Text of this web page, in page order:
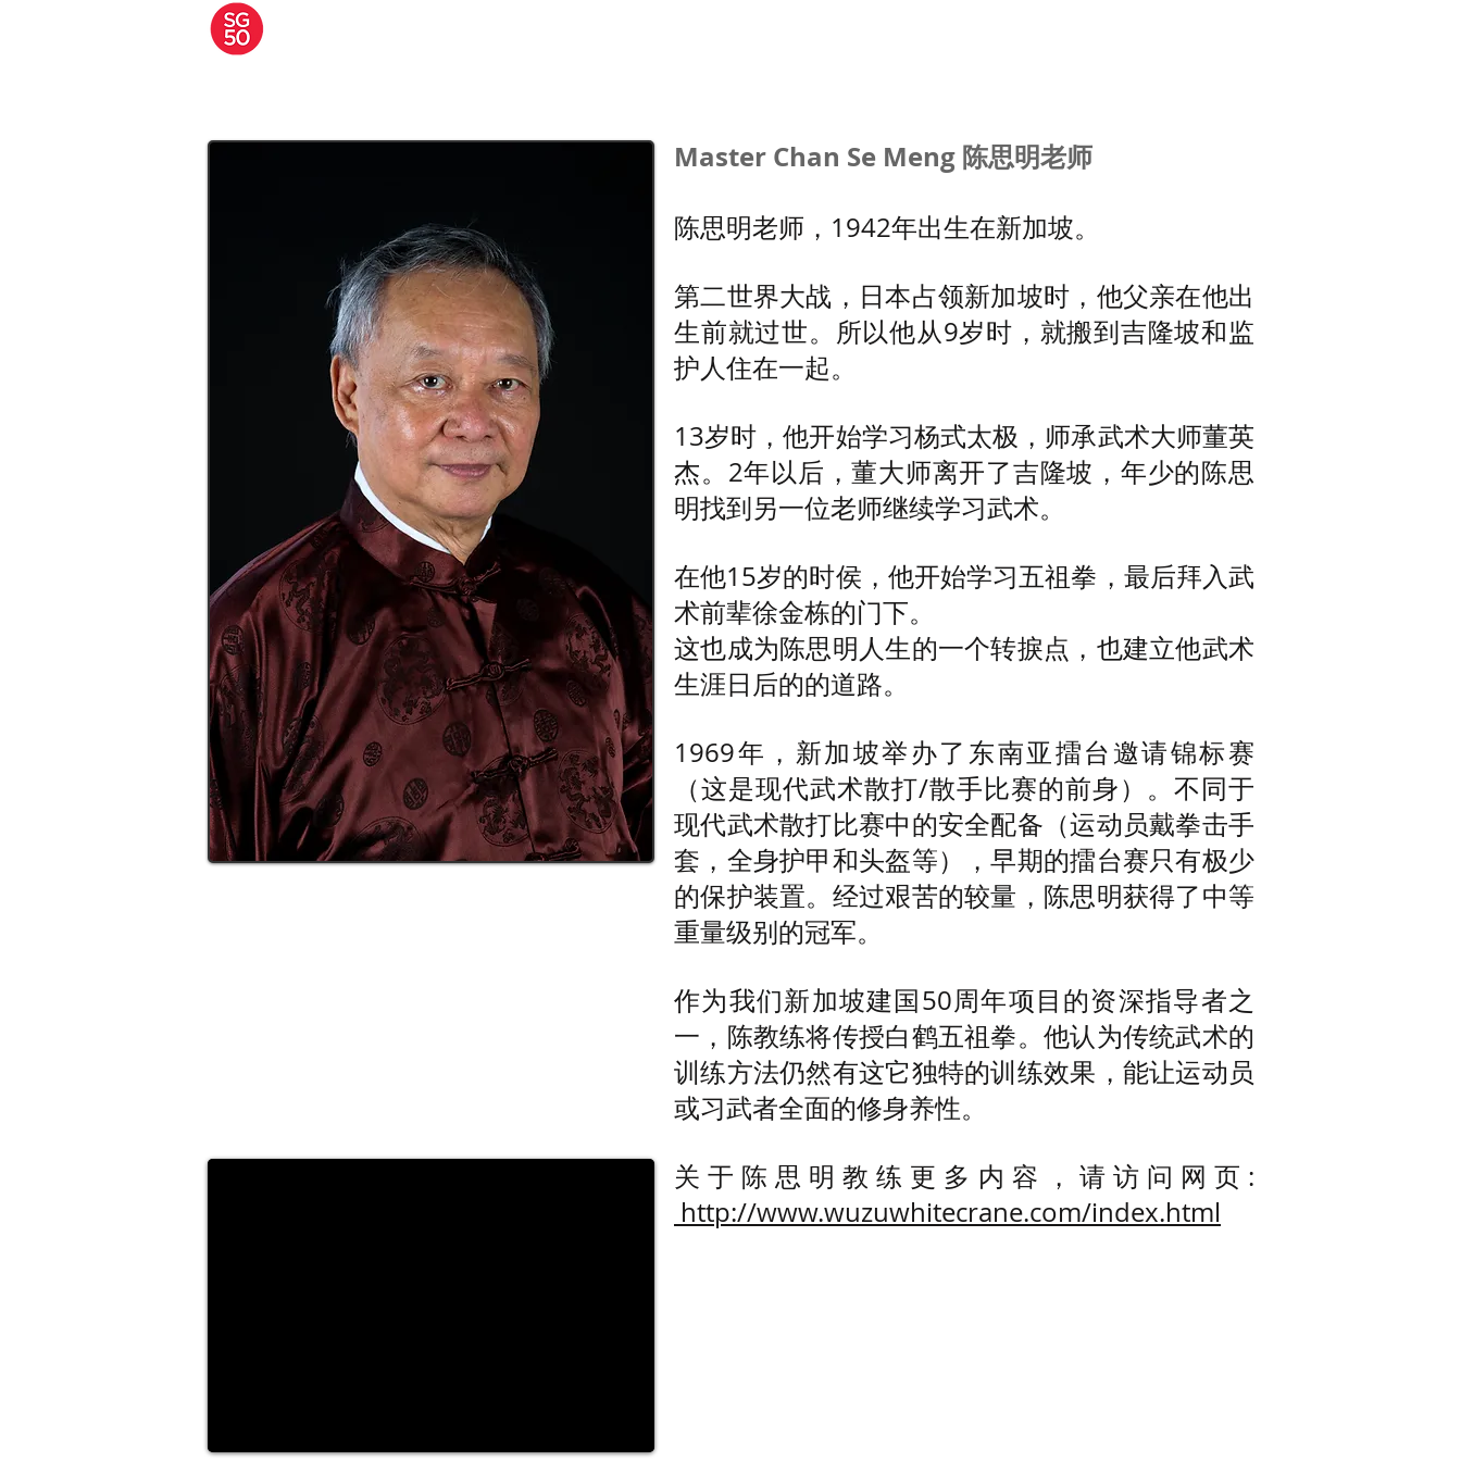
Master Chan Se Meng 陈思明老师
陈思明老师 ，1942年出生在新加坡。
第二世界大战，日本占领新加坡时，他父亲在他出
生前就过世。所以他从9岁时，就搬到吉隆坡和监
护人住在一起。
13岁时，他开始学习杨式太极，师承武术大师董英
杰。2年以后，董大师离开了吉隆坡，年少的陈思
明找到另一位老师继续学习武术。
在他15岁的时侯，他开始学习五祖拳，最后拜入武
术前辈徐金栋的门下。
这也成为陈思明人生的一个转捩点，也建立他武术
生涯日后的的道路。
1969年，新加坡举办了东南亚擂台邀请锦标赛
（这是现代武术散打/散手比赛的前身）。不同于
现代武术散打比赛中的安全配备（运动员戴拳击手
套，全身护甲和头盔等），早期的擂台赛只有极少
的保护装置。经过艰苦的较量，陈思明获得了中等
重量级别的冠军。
作为我们新加坡建国50周年项目的资深指导者之
一，陈教练将传授白鹤五祖拳。他认为传统武术的
训练方法仍然有这它独特的训练效果，能让运动员
或习武者全面的修身养性。
关于陈思明教练更多内容，请访问网页:
http://www.wuzuwhitecrane.com/index.html